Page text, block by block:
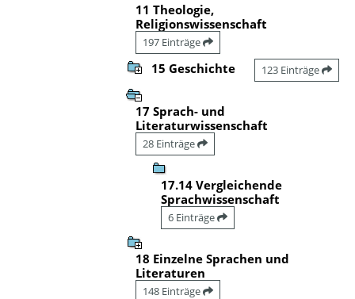
11 Theologie,
Religionswissenschaft
197 Einträge
15 Geschichte 123 Einträge
17 Sprach- und
Literaturwissenschaft
28 Einträge
17.14 Vergleichende
Sprachwissenschaft
6 Einträge
18 Einzelne Sprachen und
Literaturen
148 Einträge